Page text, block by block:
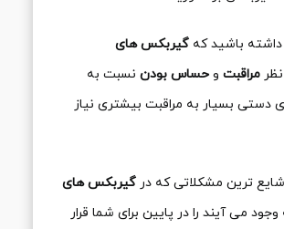
داشته باشید که گیربکس های
مراقبتو حساس بودننسبت به
دستی بسیار به مراقبت بیشتری نیاز
ترین مشکلاتی که در گیربکس های
می آیند را در پایین برای شما قرار